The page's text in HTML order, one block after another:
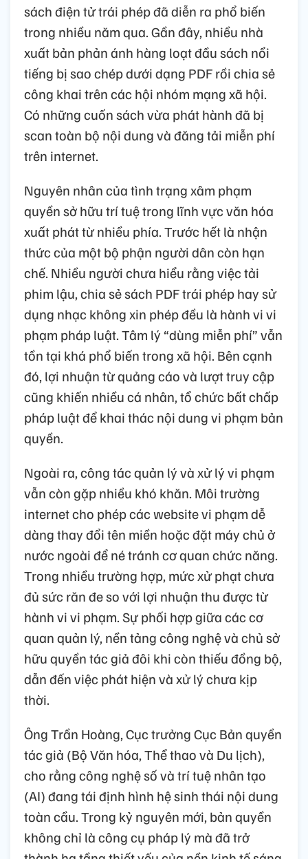
sách điện tử trái phép đã diễn ra phổ biến
trong nhiều năm qua. Gần đây, nhiều nhà
xuất bản phản ánh hàng loạt đầu sách nổi
tiếng bị sao chép dưới dạng PDF rồi chia sẻ
công khai trên các hội nhóm mạng xã hội.
Có những cuốn sách vừa phát hành đã bị
scan toàn bộ nội dung và đăng tải miễn phí
trên internet.
Nguyên nhân của tình trạng xâm phạm
quyền sở hữu trí tuệ trong lĩnh vực văn hóa
xuất phát từ nhiều phía. Trước hết là nhận
thức của một bộ phận người dân còn hạn
chế. Nhiều người chưa hiểu rằng việc tải
phim lậu, chia sẻ sách PDF trái phép hay sử
dụng nhạc không xin phép đều là hành vi vi
phạm pháp luật. Tâm lý “dùng miễn phí” vẫn
tồn tại khá phổ biến trong xã hội. Bên cạnh
đó, lợi nhuận từ quảng cáo và lượt truy cập
cũng khiến nhiều cá nhân, tổ chức bất chấp
pháp luật để khai thác nội dung vi phạm bản
quyền.
Ngoài ra, công tác quản lý và xử lý vi phạm
vẫn còn gặp nhiều khó khăn. Môi trường
internet cho phép các website vi phạm dễ
dàng thay đổi tên miền hoặc đặt máy chủ ở
nước ngoài để né tránh cơ quan chức năng.
Trong nhiều trường hợp, mức xử phạt chưa
đủ sức răn đe so với lợi nhuận thu được từ
hành vi vi phạm. Sự phối hợp giữa các cơ
quan quản lý, nền tảng công nghệ và chủ sở
hữu quyền tác giả đôi khi còn thiếu đồng bộ,
dẫn đến việc phát hiện và xử lý chưa kịp
thời.
Ông Trần Hoàng, Cục trưởng Cục Bản quyền
tác giả (Bộ Văn hóa, Thể thao và Du lịch),
cho rằng công nghệ số và trí tuệ nhân tạo
(AI) đang tái định hình hệ sinh thái nội dung
toàn cầu. Trong kỷ nguyên mới, bản quyền
không chỉ là công cụ pháp lý mà đã trở